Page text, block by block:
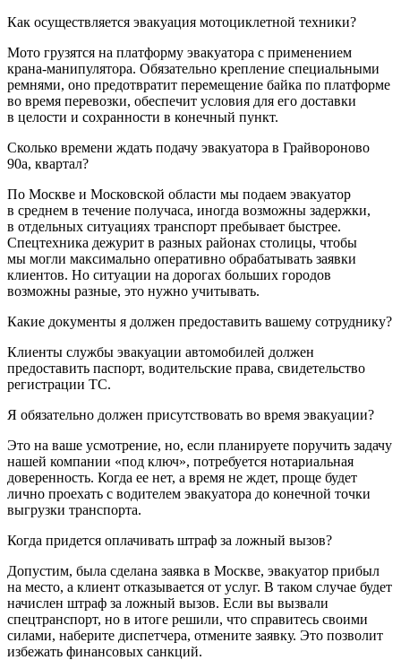
Как осуществляется эвакуация мотоциклетной техники?
Мото грузятся на платформу эвакуатора с применением
крана-манипулятора. Обязательно крепление специальными
ремнями, оно предотвратит перемещение байка по платформе
во время перевозки, обеспечит условия для его доставки
в целости и сохранности в конечный пункт.
Сколько времени ждать подачу эвакуатора в Грайвороново
90а, квартал?
По Москве и Московской области мы подаем эвакуатор
в среднем в течение получаса, иногда возможны задержки,
в отдельных ситуациях транспорт пребывает быстрее.
Спецтехника дежурит в разных районах столицы, чтобы
мы могли максимально оперативно обрабатывать заявки
клиентов. Но ситуации на дорогах больших городов
возможны разные, это нужно учитывать.
Какие документы я должен предоставить вашему сотруднику?
Клиенты службы эвакуации автомобилей должен
предоставить паспорт, водительские права, свидетельство
регистрации ТС.
Я обязательно должен присутствовать во время эвакуации?
Это на ваше усмотрение, но, если планируете поручить задачу
нашей компании «под ключ», потребуется нотариальная
доверенность. Когда ее нет, а время не ждет, проще будет
лично проехать с водителем эвакуатора до конечной точки
выгрузки транспорта.
Когда придется оплачивать штраф за ложный вызов?
Допустим, была сделана заявка в Москве, эвакуатор прибыл
на место, а клиент отказывается от услуг. В таком случае будет
начислен штраф за ложный вызов. Если вы вызвали
спецтранспорт, но в итоге решили, что справитесь своими
силами, наберите диспетчера, отмените заявку. Это позволит
избежать финансовых санкций.